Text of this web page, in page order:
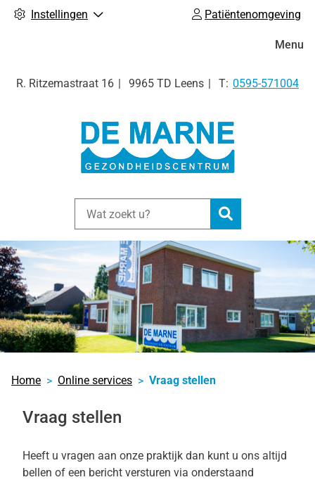
Instellingen Patiëntenomgeving
R. Ritzemastraat 16 9965 TD Leens Tel:
0595-571004
Zoeken
Menu
Home Online services Vraag stellen
Vraag stellen
Heeft u vragen aan onze praktijk dan kunt u ons altijd
bellen of een bericht versturen via onderstaand